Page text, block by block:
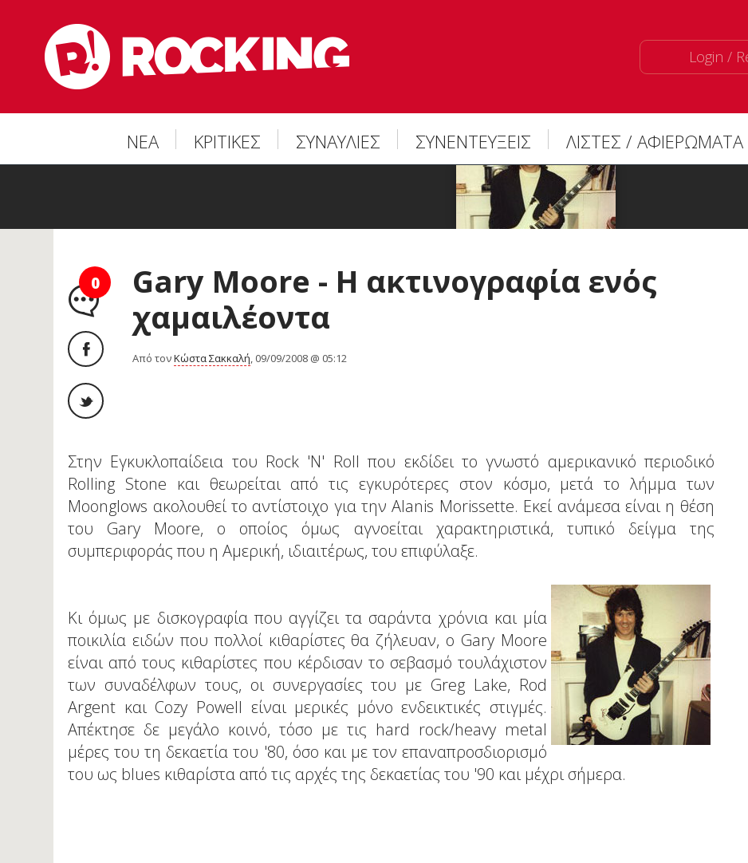
Login /
ΝΕΑ ΚΡΙΤΙΚΕΣ ΣΥΝΑΥΛΙΕΣ ΣΥΝΕΝΤΕΥΞΕΙΣ ΛΙΣΤΕΣ / ΑΦΙΕΡΩΜΑΤΑ
0
Gary Moore - Η ακτινογραφία ενός
χαμαιλέοντα
Από τονΚώστα Σακκαλή, 09/09/2008 @ 05:12
Στην Εγκυκλοπαίδεια του Rock 'N' Roll που εκδίδει το γνωστό αμερικανικό περιοδικό
Rolling Stone και θεωρείται από τις εγκυρότερες στον κόσμο, μετά το λήμμα των
Moonglows ακολουθεί το αντίστοιχο για την Alanis Morissette. Εκεί ανάμεσα είναι η θέση
του Gary Moore, ο οποίος όμως αγνοείται χαρακτηριστικά, τυπικό δείγμα της
συμπεριφοράς που η Αμερική, ιδιαιτέρως, του επιφύλαξε.
Κι όμως με δισκογραφία που αγγίζει τα σαράντα χρόνια και μία
ποικιλία ειδών που πολλοί κιθαρίστες θα ζήλευαν, ο Gary Moore
είναι από τους κιθαρίστες που κέρδισαν το σεβασμό τουλάχιστον
των συναδέλφων τους, οι συνεργασίες του με Greg Lake, Rod
Argent και Cozy Powell είναι μερικές μόνο ενδεικτικές στιγμές.
Απέκτησε δε μεγάλο κοινό, τόσο με τις hard rock/heavy metal
μέρες του τη δεκαετία του '80, όσο και με τον επαναπροσδιορισμό
του ως blues κιθαρίστα από τις αρχές της δεκαετίας του '90 και μέχρι σήμερα.